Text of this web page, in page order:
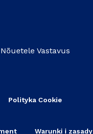
Vastavus
Polityka Cookie
Warunki i zasady